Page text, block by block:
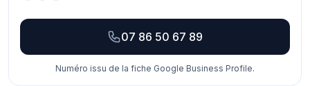
07 86 50 67 89
Numéro issu de la fiche Google Business Profile.